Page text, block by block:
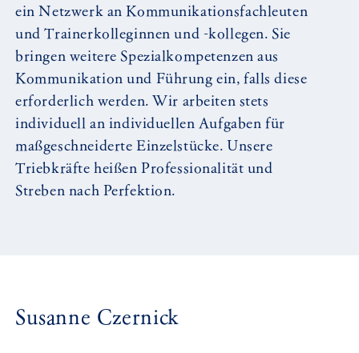
ein Netzwerk an Kommunikationsfachleuten
und Trainerkolleginnen und -kollegen. Sie
bringen weitere Spezialkompetenzen aus
Kommunikation und Führung ein, falls diese
erforderlich werden. Wir arbeiten stets
individuell an individuellen Aufgaben für
maßgeschneiderte Einzelstücke. Unsere
Triebkräfte heißen Professionalität und
Streben nach Perfektion.
Susanne Czernick